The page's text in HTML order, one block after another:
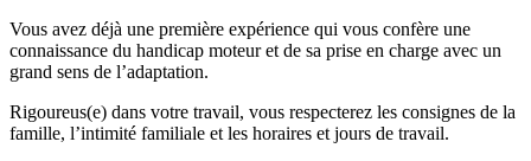
Vous avez déjà une première expérience qui vous confère une
connaissance du handicap moteur et de sa prise en charge avec un
grand sens de l’adaptation.
Rigoureus(e) dans votre travail, vous respecterez les consignes de la
famille, l’intimité familiale et les horaires et jours de travail.